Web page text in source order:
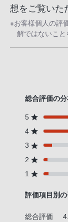
想をご覧いた
※お客様個人の評
解ではないこ
総合評価の
5
4
3
2
1
評価項目別
総合評価